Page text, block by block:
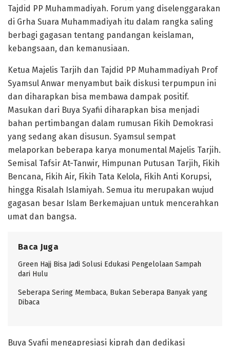
Tajdid PP Muhammadiyah. Forum yang diselenggarakan
di Grha Suara Muhammadiyah itu dalam rangka saling
berbagi gagasan tentang pandangan keislaman,
kebangsaan, dan kemanusiaan.
Ketua Majelis Tarjih dan Tajdid PP Muhammadiyah Prof
Syamsul Anwar menyambut baik diskusi terpumpun ini
dan diharapkan bisa membawa dampak positif.
Masukan dari Buya Syafii diharapkan bisa menjadi
bahan pertimbangan dalam rumusan Fikih Demokrasi
yang sedang akan disusun. Syamsul sempat
melaporkan beberapa karya monumental Majelis Tarjih.
Semisal Tafsir At-Tanwir, Himpunan Putusan Tarjih, Fikih
Bencana, Fikih Air, Fikih Tata Kelola, Fikih Anti Korupsi,
hingga Risalah Islamiyah. Semua itu merupakan wujud
gagasan besar Islam Berkemajuan untuk mencerahkan
umat dan bangsa.
Baca Juga
Green Hajj Bisa Jadi Solusi Edukasi Pengelolaan Sampah
dari Hulu
Seberapa Sering Membaca, Bukan Seberapa Banyak yang
Dibaca
Buya Syafii mengapresiasi kiprah dan dedikasi